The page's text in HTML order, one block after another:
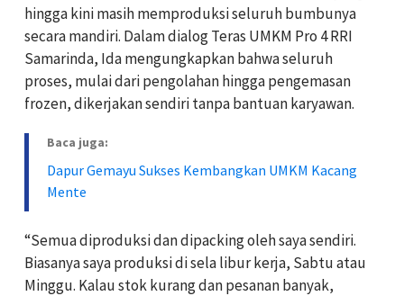
hingga kini masih memproduksi seluruh bumbunya
secara mandiri. Dalam dialog Teras UMKM Pro 4 RRI
Samarinda, Ida mengungkapkan bahwa seluruh
proses, mulai dari pengolahan hingga pengemasan
frozen, dikerjakan sendiri tanpa bantuan karyawan.
Baca juga:
Dapur Gemayu Sukses Kembangkan UMKM Kacang
Mente
“Semua diproduksi dan dipacking oleh saya sendiri.
Biasanya saya produksi di sela libur kerja, Sabtu atau
Minggu. Kalau stok kurang dan pesanan banyak,